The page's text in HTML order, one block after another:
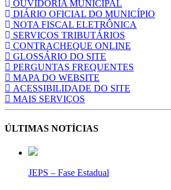
OUVIDORIA MUNICIPAL
DIÁRIO OFICIAL DO MUNICÍPIO
NOTA FISCAL ELETRÔNICA
SERVIÇOS TRIBUTÁRIOS
CONTRACHEQUE ONLINE
GLOSSÁRIO DO SITE
PERGUNTAS FREQUENTES
MAPA DO WEBSITE
ACESSIBILIDADE DO SITE
MAIS SERVIÇOS
ÚLTIMAS NOTÍCIAS
JEPS – Fase Estadual